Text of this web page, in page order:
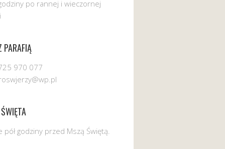
po rannej i wieczornej
PARAFIĄ
970 077
pół godziny przed Mszą Świętą.